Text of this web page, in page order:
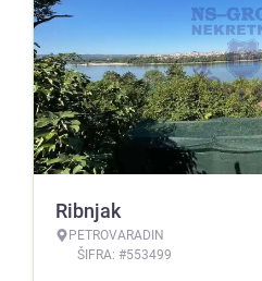
Ribnjak
PETROVARADIN
ŠIFRA: #553499